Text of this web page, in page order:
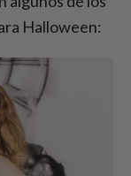
Halloween: